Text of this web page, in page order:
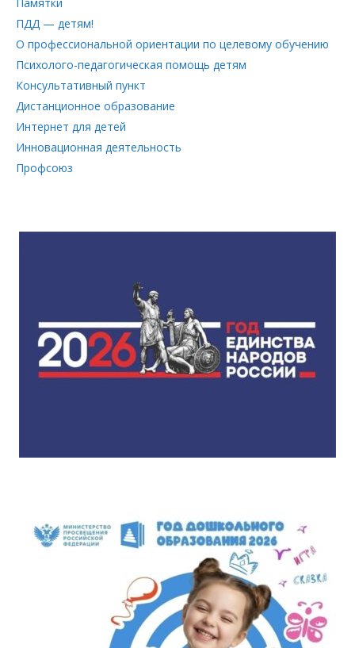
ПДД — детям!
О профессиональной ориентации по целевому обучению
Психолого-педагогическая помощь детям
Консультативный пункт
Дистанционное образование
Интернет для детей
Инновационная деятельность
Профсоюз